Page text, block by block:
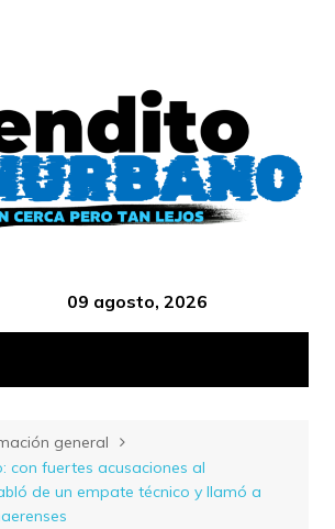
09 agosto, 2026
general
con fuertes acusaciones al
de un empate técnico y llamó a